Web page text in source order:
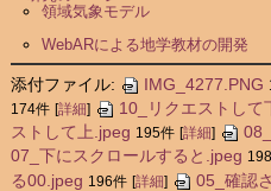
領域気象モデル
WebARによる地学教材の開発
添付ファイル: IMG_4277.PNG
174件 [詳細] 10_リクエストして
ストして上.jpeg 195件 [詳細]
07_下にスクロールすると.jpeg
る00.jpeg 196件 [詳細] 05_確認